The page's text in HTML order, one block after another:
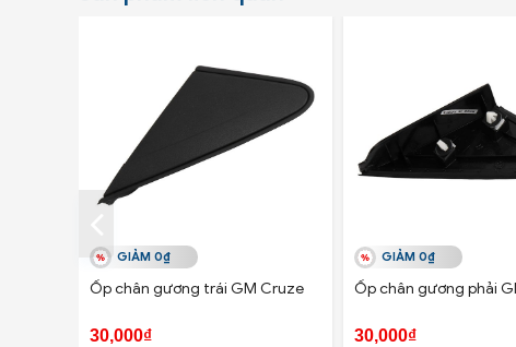
GIẢM 0₫
Ốp chân gương trái GM Cruze
30,000₫
GIẢM 0₫
Ốp chân gương phải
30,000₫